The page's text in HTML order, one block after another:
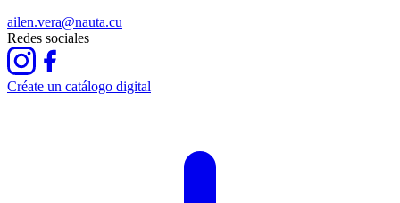
ailen.vera@nauta.cu
Redes sociales
Créate un catálogo digital